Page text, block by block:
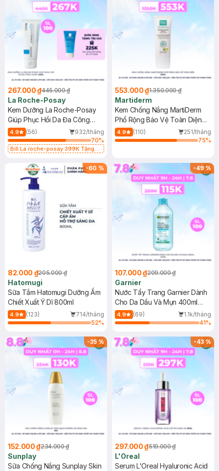
267.000 ₫445.000 ₫
La Roche-Posay
Kem Dưỡng La Roche-Posay
Giúp Phục Hồi Da Đa Công
Dụng 40ml
4.9 (56)
932/tháng
70%
Bill La roche-posay 399K Tặng
(SL có hạn)
553.000 ₫1.350.000 ₫
Martiderm
Kem Chống Nắng MartiDerm
Phổ Rộng Bảo Vệ Toàn Diện
40ml
4.9 (110)
251/tháng
75%
-60 %
82.000 ₫205.000 ₫
Hatomugi
Sữa Tắm Hatomugi Dưỡng Ẩm
Chiết Xuất Ý Dĩ 800ml
4.9 (123)
714/tháng
52%
-49%
107.000 ₫209.000 ₫
Garnier
Nước Tẩy Trang Garnier Dành
Cho Da Dầu Và Mụn 400ml
(Mới)
4.9 (69)
1.1k/tháng
41%
-35%
152.000 ₫234.000 ₫
Sunplay
Sữa Chống Nắng Sunplay Skin
-43%
297.000 ₫519.000 ₫
L'Oreal
Serum L'Oreal Hyaluronic Acid